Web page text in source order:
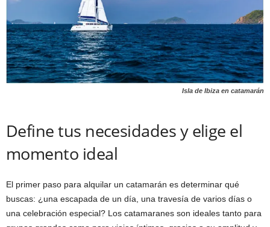
Isla de Ibiza en catamarán
Define tus necesidades y elige el
momento ideal
El primer paso para alquilar un catamarán es determinar qué
buscas: ¿una escapada de un día, una travesía de varios días o
una celebración especial? Los catamaranes son ideales tanto para